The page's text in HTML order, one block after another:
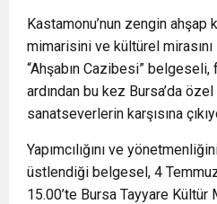
Kastamonu’nun zengin ahşap
mimarisini ve kültürel
“Ahşabın Cazibesi”
ardından bu kez Bursa’da
sanatseverlerin karşısına
Yapımcılığını ve
üstlendiği belgesel, 4
15.00’te Bursa Tayyare Kültür